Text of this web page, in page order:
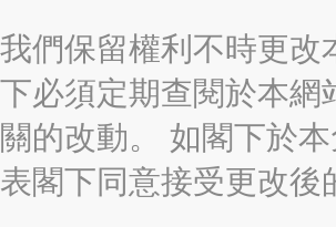
我們保留權利不時更改
下必須定期查閱於本網
關的改動。 如閣下於
表閣下同意接受更改